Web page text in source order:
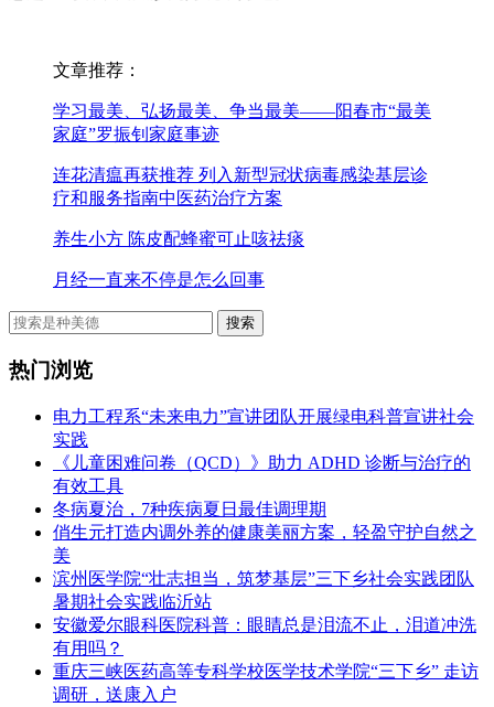
文章推荐：
学习最美、弘扬最美、争当最美——阳春市“最美
家庭”罗振钊家庭事迹
连花清瘟再获推荐 列入新型冠状病毒感染基层诊
疗和服务指南中医药治疗方案
养生小方 陈皮配蜂蜜可止咳祛痰
月经一直来不停是怎么回事
热门浏览
电力工程系“未来电力”宣讲团队开展绿电科普宣讲社会
实践
《儿童困难问卷（QCD）》助力 ADHD 诊断与治疗的
有效工具
冬病夏治，7种疾病夏日最佳调理期
俏生元打造内调外养的健康美丽方案，轻盈守护自然之
美
滨州医学院“壮志担当，筑梦基层”三下乡社会实践团队
暑期社会实践临沂站
安徽爱尔眼科医院科普：眼睛总是泪流不止，泪道冲洗
有用吗？
重庆三峡医药高等专科学校医学技术学院“三下乡” 走访
调研，送康入户